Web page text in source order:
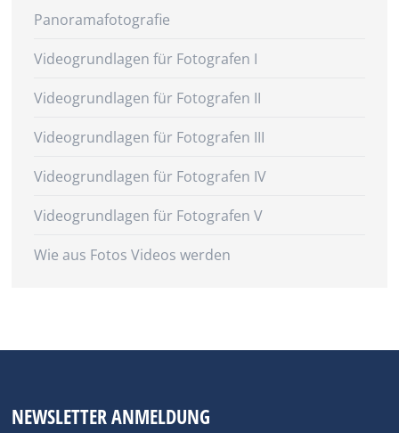
Panoramafotografie
Videogrundlagen für Fotografen I
Videogrundlagen für Fotografen II
Videogrundlagen für Fotografen III
Videogrundlagen für Fotografen IV
Videogrundlagen für Fotografen V
Wie aus Fotos Videos werden
NEWSLETTER ANMELDUNG